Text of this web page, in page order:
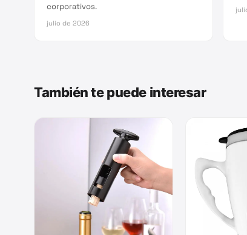
corporativos.
julio de 2026
También te puede interesar